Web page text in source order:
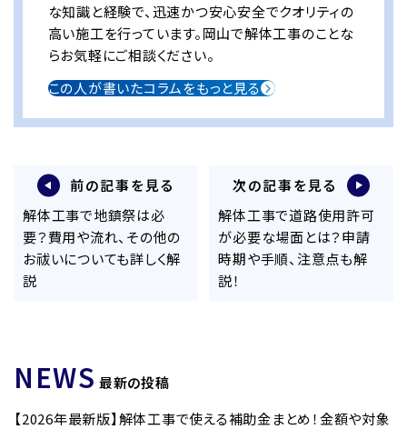
な知識と経験で、迅速かつ安心安全でクオリティの
高い施工を行っています。岡山で解体工事のことな
らお気軽にご相談ください。
この人が書いたコラムをもっと見る
前の記事を見る
解体工事で地鎮祭は必
要？費用や流れ、その他の
お祓いについても詳しく解
説
次の記事を見る
解体工事で道路使用許可
が必要な場面とは？申請
時期や手順、注意点も解
説！
NEWS 最新の投稿
【2026年最新版】解体工事で使える補助金まとめ！金額や対象